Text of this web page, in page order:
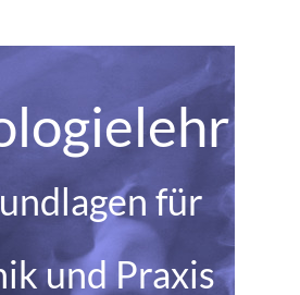
für
und Praxis